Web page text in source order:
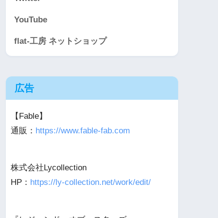
YouTube
flat-工房 ネットショップ
広告
【Fable】
通販： https://www.fable-fab.com
株式会社Lycollection
HP： https://ly-collection.net/work/edit/